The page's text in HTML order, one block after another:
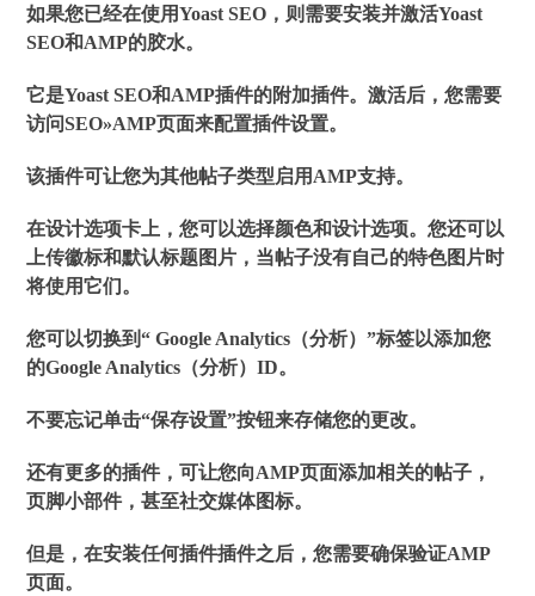
如果您已经在使用Yoast SEO，则需要安装并激活Yoast
SEO和AMP的胶水。
它是Yoast SEO和AMP插件的附加插件。激活后，您需要
访问SEO»AMP页面来配置插件设置。
该插件可让您为其他帖子类型启用AMP支持。
在设计选项卡上，您可以选择颜色和设计选项。您还可以
上传徽标和默认标题图片，当帖子没有自己的特色图片时
将使用它们。
您可以切换到“ Google Analytics（分析）”标签以添加您
的Google Analytics（分析）ID。
不要忘记单击“保存设置”按钮来存储您的更改。
还有更多的插件，可让您向AMP页面添加相关的帖子，
页脚小部件，甚至社交媒体图标。
但是，在安装任何插件插件之后，您需要确保验证AMP
页面。